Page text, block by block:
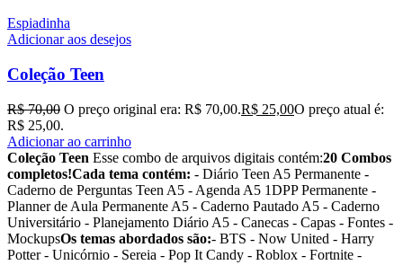
Espiadinha
Adicionar aos desejos
Coleção Teen
R$70,00 O preço original era: R$ 70,00.R$ 25,00O preço atual é:
R$ 25,00.
Adicionar ao carrinho
Coleção Teen Esse combo de arquivos digitais contém:20 Combos
completos!Cada tema contém: - Diário Teen A5 Permanente -
Caderno de Perguntas Teen A5 - Agenda A5 1DPP Permanente -
Planner de Aula Permanente A5 - Caderno Pautado A5 - Caderno
Universitário - Planejamento Diário A5 - Canecas - Capas - Fontes -
MockupsOs temas abordados são:- BTS - Now United - Harry
Potter - Unicórnio - Sereia - Pop It Candy - Roblox - Fortnite -